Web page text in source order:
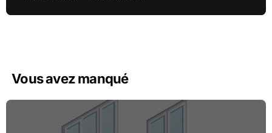
Vous avez manqué